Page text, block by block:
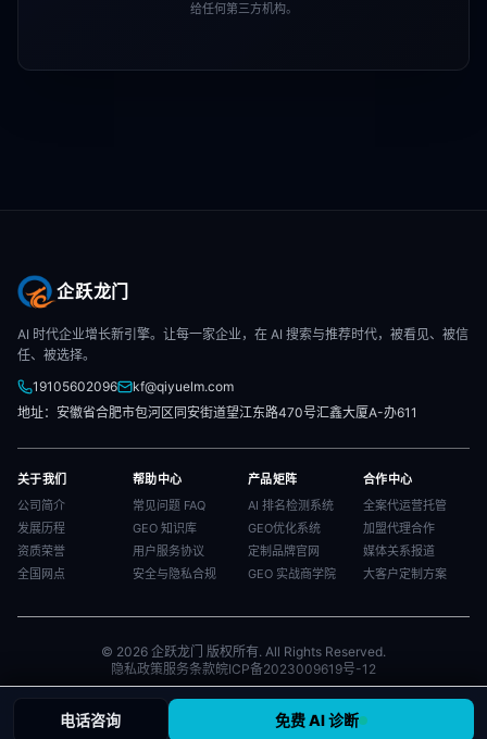
给任何第三方机构。
企跃龙门
AI 时代企业增长新引擎。让每一家企业，在 AI 搜索与推荐时代，被看见、被信
任、被选择。
19105602096
kf@qiyuelm.com
地址：安徽省合肥市包河区同安街道望江东路470号汇鑫大厦A-办611
关于我们
公司简介
发展历程
资质荣誉
全国网点
帮助中心
常见问题 FAQ
GEO 知识库
用户服务协议
安全与隐私合规
产品矩阵
AI 排名检测系统
GEO优化系统
定制品牌官网
GEO 实战商学院
合作中心
全案代运营托管
加盟代理合作
媒体关系报道
大客户定制方案
© 2026 企跃龙门 版权所有. All Rights Reserved.
隐私政策服务条款皖ICP备2023009619号-12
电话咨询 免费 AI 诊断